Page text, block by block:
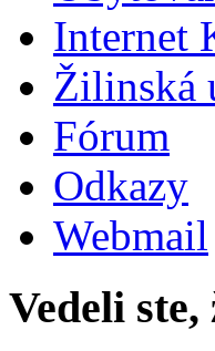
Internet
Žilinská
Fórum
Odkazy
Webmail
Vedeli ste,